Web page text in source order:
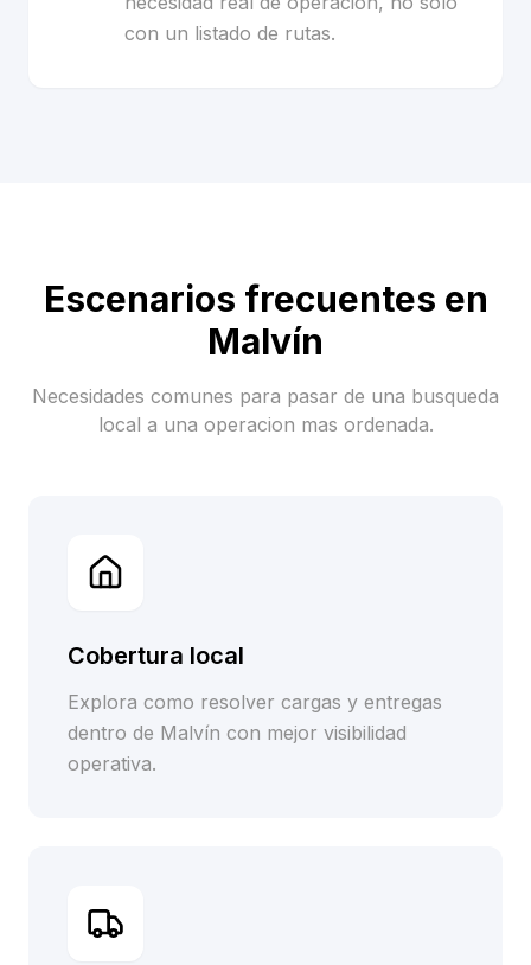
con un listado de rutas.
Escenarios frecuentes en
Malvín
Necesidades comunes para pasar de una busqueda
local a una operacion mas ordenada.
Cobertura local
Explora como resolver cargas y entregas
dentro de Malvín con mejor visibilidad
operativa.